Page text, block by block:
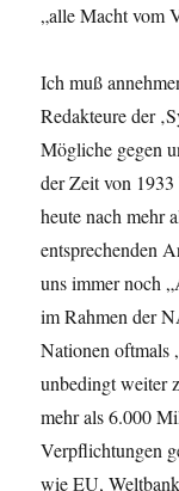
„alle Macht vom
Ich muß
Redakteure der
Mögliche gegen
der Zeit von
heute nach mehr
entsprechenden
uns immer noch
im Rahmen der
Nationen oftmals
unbedingt weiter
mehr als 6.000
Verpflichtungen
wie EU,